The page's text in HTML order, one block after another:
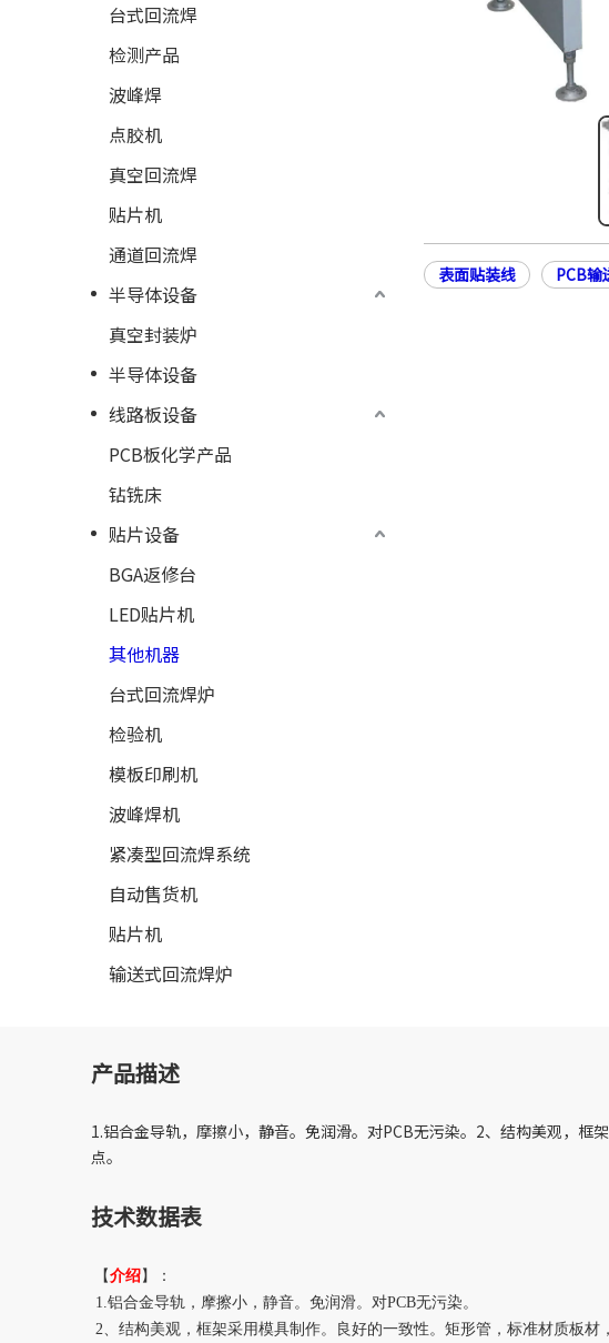
台式回流焊
检测产品
波峰焊
点胶机
真空回流焊
贴片机
通道回流焊
半导体设备
真空封装炉
半导体设备
线路板设备
PCB板化学产品
钻铣床
贴片设备
BGA返修台
LED贴片机
其他机器
台式回流焊炉
检验机
模板印刷机
波峰焊机
紧凑型回流焊系统
自动售货机
贴片机
输送式回流焊炉
表面贴装线 PCB输
产品描述
1.铝合金导轨，摩擦小，静音。免润滑。对PCB无污染。2、结构美观，
点。
技术数据表
【介绍】：
1.铝合金导轨，摩擦小，静音。免润滑。对PCB无污染。
2、结构美观，框架采用模具制作。良好的一致性。矩形管，标准材质板